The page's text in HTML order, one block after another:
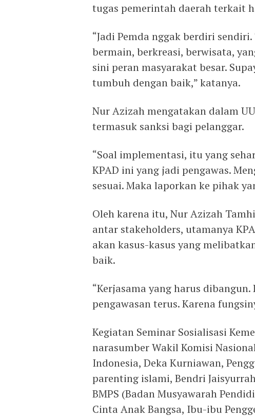
tugas pemerintah daerah terkait
“Jadi Pemda nggak berdiri
bermain, berkreasi, berwisata,
sini peran masyarakat besar.
tumbuh dengan baik,” katanya.
Nur Azizah mengatakan dalam
termasuk sanksi bagi pelanggar.
“Soal implementasi, itu yang
KPAD ini yang jadi pengawas.
sesuai. Maka laporkan ke pihak
Oleh karena itu, Nur Azizah
antar stakeholders, utamanya
akan kasus-kasus yang
baik.
“Kerjasama yang harus dibangun.
pengawasan terus. Karena
Kegiatan Seminar Sosialisasi
narasumber Wakil Komisi
Indonesia, Deka Kurniawan,
parenting islami, Bendri
BMPS (Badan Musyawarah
Cinta Anak Bangsa, Ibu-ibu